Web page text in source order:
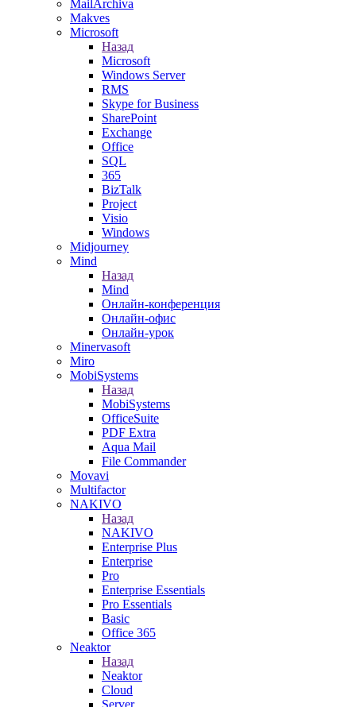
MailArchiva
Makves
Microsoft
Назад
Microsoft
Windows Server
RMS
Skype for Business
SharePoint
Exchange
Office
SQL
365
BizTalk
Project
Visio
Windows
Midjourney
Mind
Назад
Mind
Онлайн-конференция
Онлайн-офис
Онлайн-урок
Minervasoft
Miro
MobiSystems
Назад
MobiSystems
OfficeSuite
PDF Extra
Aqua Mail
File Commander
Movavi
Multifactor
NAKIVO
Назад
NAKIVO
Enterprise Plus
Enterprise
Pro
Enterprise Essentials
Pro Essentials
Basic
Office 365
Neaktor
Назад
Neaktor
Cloud
Server